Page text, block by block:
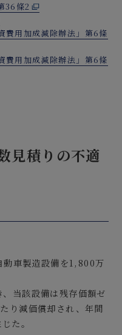
36條2
費用加成減除辦法」第6條
費用加成減除辦法」第6條
見積りの不適
車製造設備を1,800万
当該設備は残存価額ゼ
り減価償却され、年間
た。